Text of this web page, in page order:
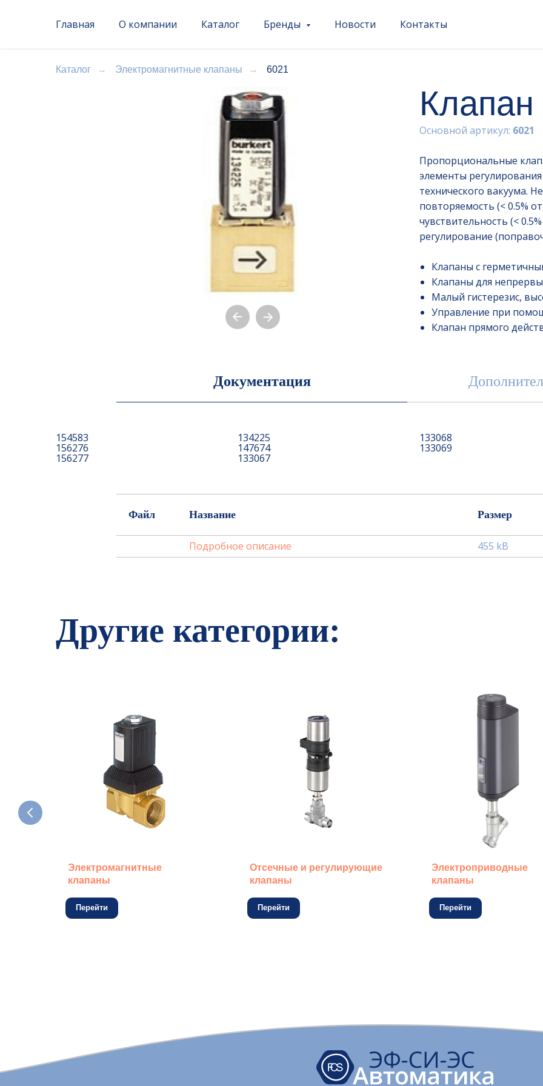
Главная О компании Каталог Бренды Новости Контакты
Каталог → Электромагнитные клапаны → 6021
Пропорциональные
элементы
технического вакуума.
повторяемость (< 0.5%
чувствительность (<
регулирование
Клапаны с
Клапаны для
Малый гистерезис,
Управление при
Клапан прямого
Основной артикул: 6021
Документация
154583
156276
156277
134225
147674
133067
133068
133069
Файл Название Размер
Подробное описание 455 kB
Другие категории:
Электромагнитные
клапаны
Перейти
Отсечные и регулирующие
клапаны
Перейти
Электроприводные
клапаны
Перейти